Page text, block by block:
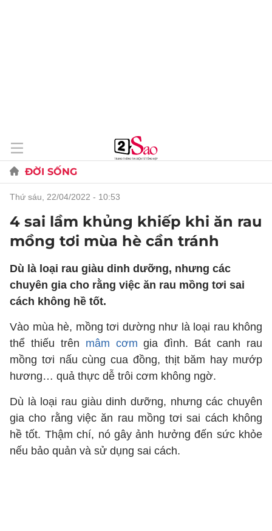
ĐỜI SỐNG
thứ sáu, 22/04/2022 - 10:53
4 sai lầm khủng khiếp khi ăn rau
mồng tơi mùa hè cần tránh
Dù là loại rau giàu dinh dưỡng, nhưng các
chuyên gia cho rằng việc ăn rau mồng tơi sai
cách không hề tốt.
Vào mùa hè, mồng tơi dường như là loại rau không
thể thiếu trên mâm cơmgia đình. Bát canh rau
mồng tơi nấu cùng cua đồng, thịt băm hay mướp
hương… quả thực dễ trôi cơm không ngờ.
Dù là loại rau giàu dinh dưỡng, nhưng các chuyên
gia cho rằng việc ăn rau mồng tơi sai cách không
hề tốt. Thậm chí, nó gây ảnh hưởng đến sức khỏe
nếu bảo quản và sử dụng sai cách.